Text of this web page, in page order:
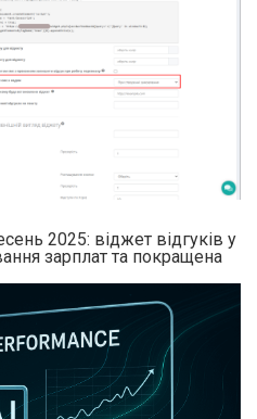
2025: віджет відгуків у
зарплат та покращена